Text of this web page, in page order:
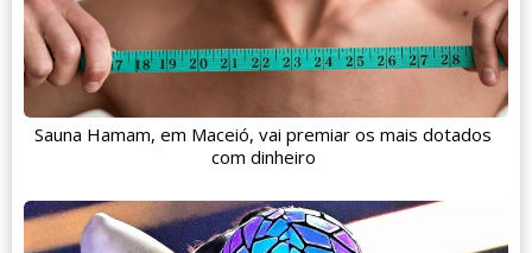
Sauna Hamam, em Maceió, vai premiar os mais dotados
com dinheiro